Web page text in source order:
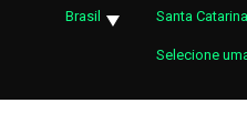
Brasil Santa Catarina
Selecione